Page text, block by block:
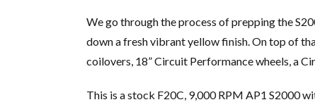
We go through the process of prepping the
down a fresh vibrant yellow finish. On top of
coilovers, 18” Circuit Performance wheels, a
This is a stock F20C, 9,000 RPM AP1 S2000